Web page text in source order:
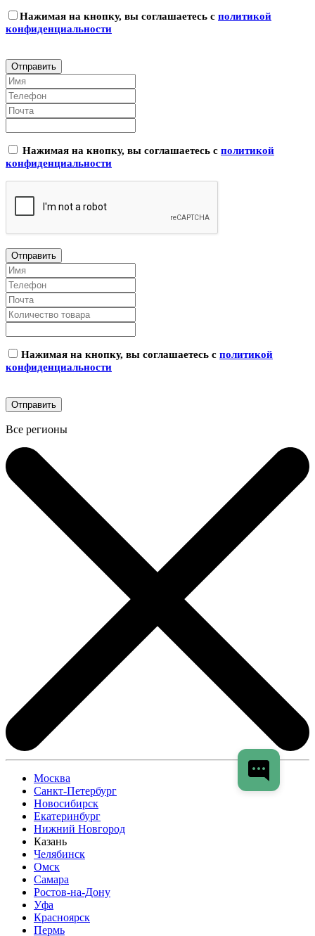
Нажимая на кнопку, вы соглашаетесь с политикой
конфиденциальности
Нажимая на кнопку, вы соглашаетесь с политикой
конфиденциальности
Нажимая на кнопку, вы соглашаетесь с политикой
конфиденциальности
Все регионы
Москва
Санкт-Петербург
Новосибирск
Екатеринбург
Нижний Новгород
Казань
Челябинск
Омск
Самара
Ростов-на-Дону
Уфа
Красноярск
Пермь